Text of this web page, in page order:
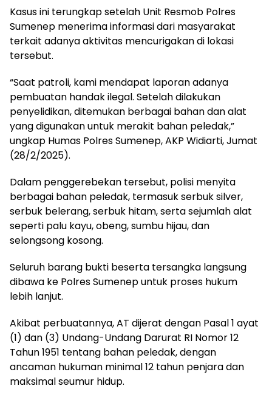
Kasus ini terungkap setelah Unit Resmob Polres
Sumenep menerima informasi dari masyarakat
terkait adanya aktivitas mencurigakan di lokasi
tersebut.
“Saat patroli, kami mendapat laporan adanya
pembuatan handak ilegal. Setelah dilakukan
penyelidikan, ditemukan berbagai bahan dan alat
yang digunakan untuk merakit bahan peledak,”
ungkap Humas Polres Sumenep, AKP Widiarti, Jumat
(28/2/2025).
Dalam penggerebekan tersebut, polisi menyita
berbagai bahan peledak, termasuk serbuk silver,
serbuk belerang, serbuk hitam, serta sejumlah alat
seperti palu kayu, obeng, sumbu hijau, dan
selongsong kosong.
Seluruh barang bukti beserta tersangka langsung
dibawa ke Polres Sumenep untuk proses hukum
lebih lanjut.
Akibat perbuatannya, AT dijerat dengan Pasal 1 ayat
(1) dan (3) Undang-Undang Darurat RI Nomor 12
Tahun 1951 tentang bahan peledak, dengan
ancaman hukuman minimal 12 tahun penjara dan
maksimal seumur hidup.